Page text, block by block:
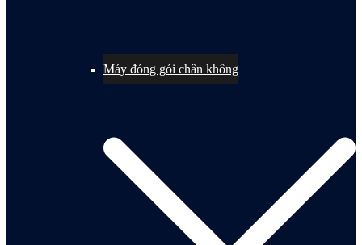
Máy đóng gói chân không